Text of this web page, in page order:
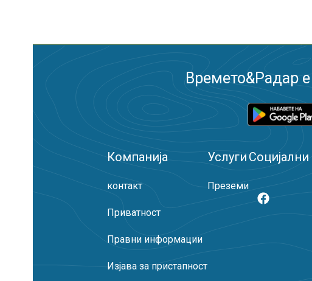
Времето&Радар
Компанија
контакт
Приватност
Правни информации
Изјава за пристапност
Услуги
Преземи